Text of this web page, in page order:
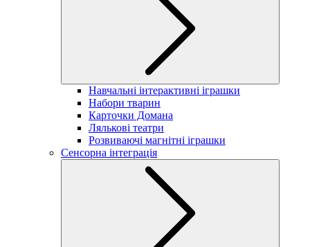
Навчальні інтерактивні іграшки
Набори тварин
Карточки Домана
Лялькові театри
Розвиваючі магнітні іграшки
Сенсорна інтеграція